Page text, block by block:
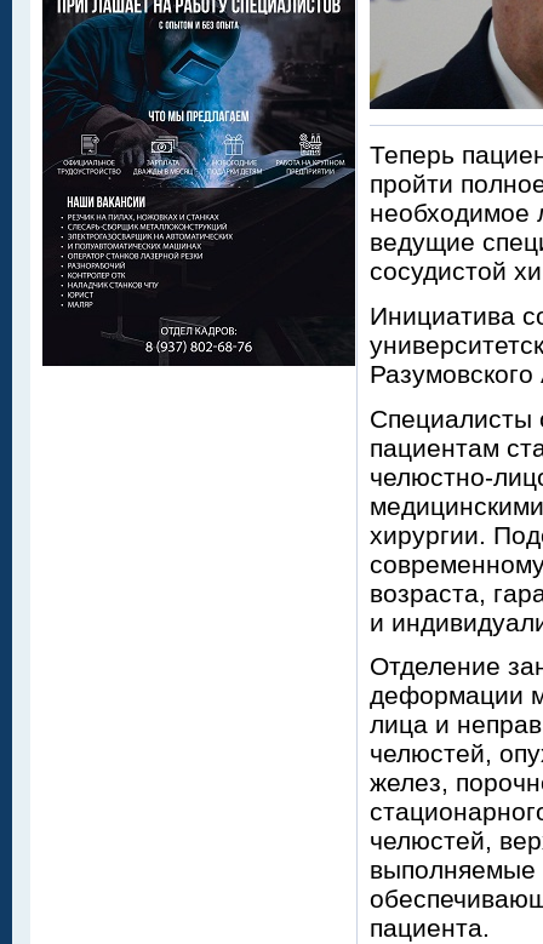
Теперь
пройти
необходимое
ведущие
сосудистой
Инициатива
Специалисты
пациентам
челюстно-
хирургии.
возраста,
и
Отделение
деформации
лица и
челюстей,
желез,
челюстей,
выполняемые
пациента.